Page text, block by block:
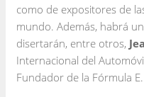
como de expositores de
mundo. Además, habrá
disertarán, entre otros,
Internacional del
Fundador de la Fórmula E.